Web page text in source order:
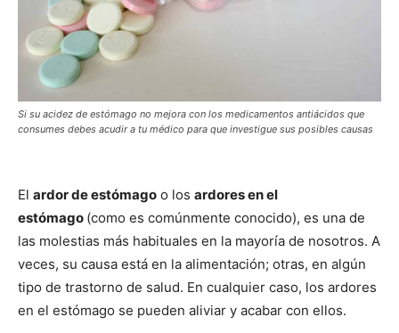
Si su acidez de estómago no mejora con los medicamentos antiácidos que
consumes debes acudir a tu médico para que investigue sus posibles causas
El ardor de estómago o los ardores en el
estómago (como es comúnmente conocido), es una de
las molestias más habituales en la mayoría de nosotros. A
veces, su causa está en la alimentación; otras, en algún
tipo de trastorno de salud. En cualquier caso, los ardores
en el estómago se pueden aliviar y acabar con ellos.